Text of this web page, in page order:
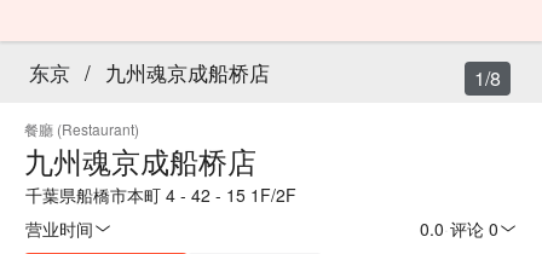
东京 / 九州魂京成船桥店
餐廳 (Restaurant)
九州魂京成船桥店
千葉県船橋市本町 4 - 42 - 15 1F/2F
营业时间
0.0 评论 0
1/8